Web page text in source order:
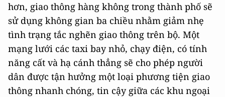
hơn, giao thông hàng không trong thành phố sẽ
sử dụng không gian ba chiều nhằm giảm nhẹ
tình trạng tắc nghẽn giao thông trên bộ. Một
mạng lưới các taxi bay nhỏ, chạy điện, có tính
năng cất và hạ cánh thẳng sẽ cho phép người
dân được tận hưởng một loại phương tiện giao
thông nhanh chóng, tin cậy giữa các khu ngoại